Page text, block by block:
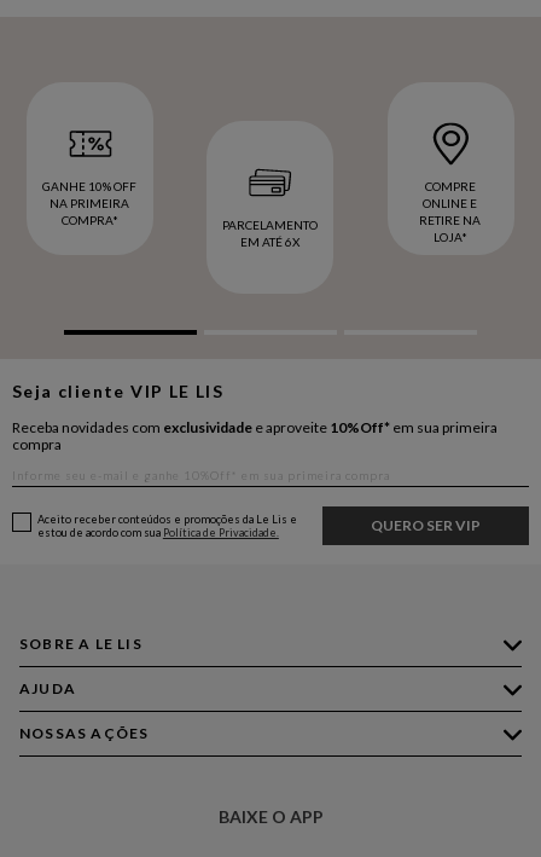
GANHE 10% OFF
NA PRIMEIRA
COMPRA*
PARCELAMENTO
EM ATÉ 6X
COMPRE
ONLINE E
RETIRE NA
LOJA*
Seja clienteVIP LE LIS
Receba novidades com exclusividade e aproveite 10%Off* em sua primeira
compra
QUERO SER VIP
Aceito receber conteúdos e promoções da Le Lis e
estou de acordo com sua Política de Privacidade.
SOBRE A LE LIS
Quem Somos
Nossas Lojas
Política de Privacidade
AJUDA
Compre pelo WhatsApp
Central de Relacionamento
NOSSAS AÇÕES
BAIXE O APP